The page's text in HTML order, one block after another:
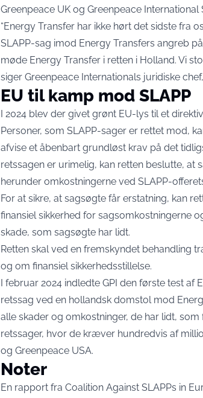
Greenpeace UK og Greenpeace
“Energy Transfer har ikke hørt det sidste fra
SLAPP-sag imod Energy Transfers angreb
møde Energy Transfer i retten i Holland. Vi
siger Greenpeace Internationals juridiske
EU til kamp mod SLAPP
I 2024 blev der givet grønt EU-lys til et
Personer, som SLAPP-sager er rettet mod,
afvise et åbenbart grundløst krav på det
retssagen er urimelig, kan retten beslutte, at
herunder omkostningerne ved SLAPP-
For at sikre, at sagsøgte får erstatning, kan
finansiel sikkerhed for sagsomkostningerne
skade, som sagsøgte har lidt.
Retten skal ved en fremskyndet behandling
og om finansiel sikkerhedsstillelse.
I februar 2024 indledte GPI den første test af
retssag ved en hollandsk domstol mod
alle skader og omkostninger, de har lidt,
retssager, hvor de kræver hundredvis af
og Greenpeace USA.
Noter
En rapport fra Coalition Against SLAPPs in